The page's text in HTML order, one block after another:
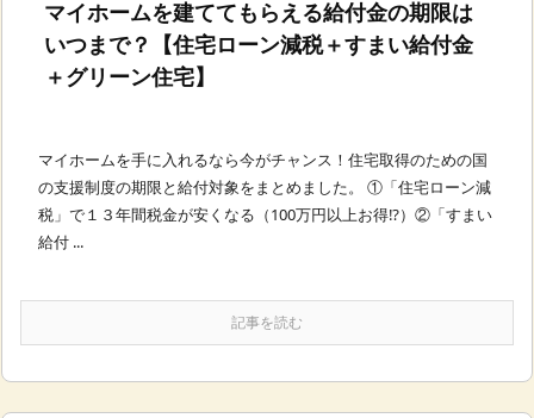
マイホームを建ててもらえる給付金の期限は
いつまで？【住宅ローン減税＋すまい給付金
＋グリーン住宅】
マイホームを手に入れるなら今がチャンス！住宅取得のための国
の支援制度の期限と給付対象をまとめました。 ①「住宅ローン減
税」で１３年間税金が安くなる（100万円以上お得⁉︎）②「すまい
給付 ...
記事を読む